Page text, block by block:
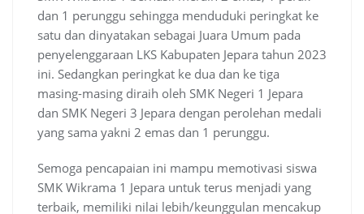
dan 1 perunggu sehingga menduduki peringkat ke
satu dan dinyatakan sebagai Juara Umum pada
penyelenggaraan LKS Kabupaten Jepara tahun 2023
ini. Sedangkan peringkat ke dua dan ke tiga
masing-masing diraih oleh SMK Negeri 1 Jepara
dan SMK Negeri 3 Jepara dengan perolehan medali
yang sama yakni 2 emas dan 1 perunggu.
Semoga pencapaian ini mampu memotivasi siswa
SMK Wikrama 1 Jepara untuk terus menjadi yang
terbaik, memiliki nilai lebih/keunggulan mencakup